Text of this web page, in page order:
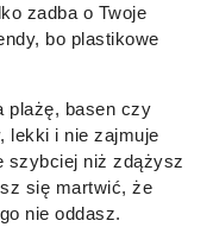
zadba o Twoje
bo plastikowe
plażę, basen czy
lekki i nie zajmuje
szybciej niż zdążysz
się martwić, że
nie oddasz.